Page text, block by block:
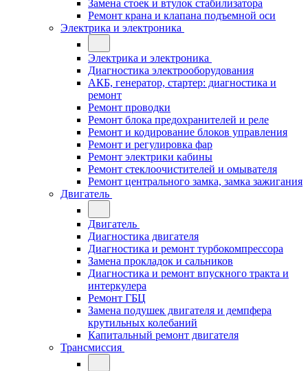
Замена стоек и втулок стабилизатора
Ремонт крана и клапана подъемной оси
Электрика и электроника
Электрика и электроника
Диагностика электрооборудования
АКБ, генератор, стартер: диагностика и
ремонт
Ремонт проводки
Ремонт блока предохранителей и реле
Ремонт и кодирование блоков управления
Ремонт и регулировка фар
Ремонт электрики кабины
Ремонт стеклоочистителей и омывателя
Ремонт центрального замка, замка зажигания
Двигатель
Двигатель
Диагностика двигателя
Диагностика и ремонт турбокомпрессора
Замена прокладок и сальников
Диагностика и ремонт впускного тракта и
интеркулера
Ремонт ГБЦ
Замена подушек двигателя и демпфера
крутильных колебаний
Капитальный ремонт двигателя
Трансмиссия